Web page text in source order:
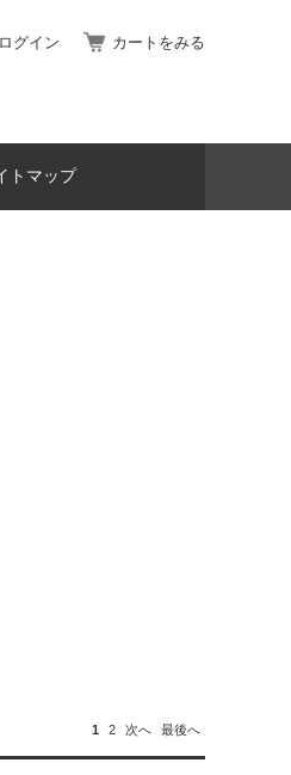
グイン カートをみる
トマップ
1 2 次へ 最後へ